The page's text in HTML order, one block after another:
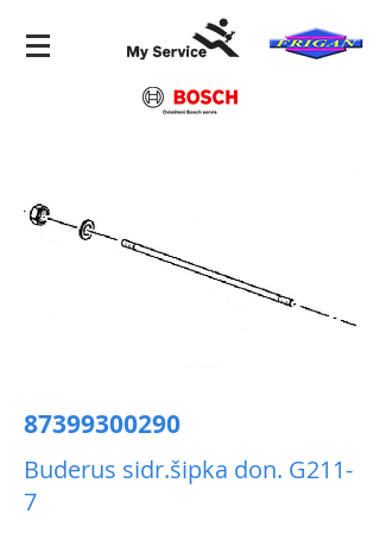
87399300290
Buderus sidr.šipka don. G211-
7